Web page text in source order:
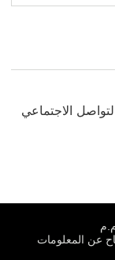
الاجتماعي
عن المعلومات